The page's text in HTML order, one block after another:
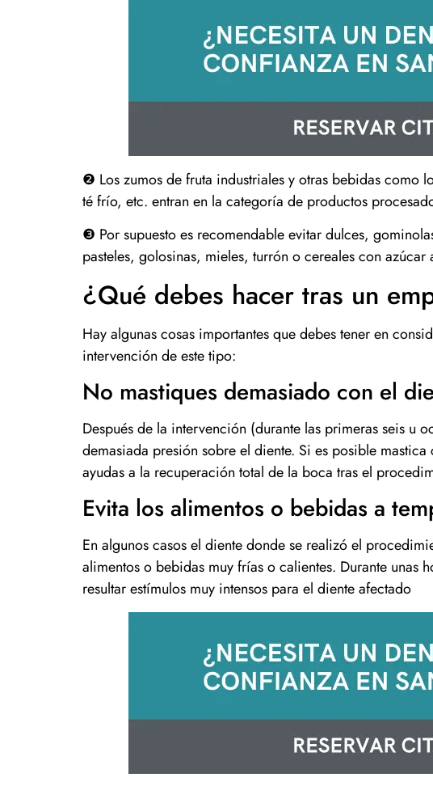
❷ Los zumos de fruta industriales y otras bebidas como
té frío, etc. entran en la categoría de productos
❸ Por supuesto es recomendable evitar dulces,
pasteles, golosinas, mieles, turrón o cereales con azúcar
¿Qué debes hacer tras un
Hay algunas cosas importantes que debes tener en
intervención de este tipo:
No mastiques demasiado con el
Después de la intervención (durante las primeras seis u
demasiada presión sobre el diente. Si es posible
ayudas a la recuperación total de la boca tras el
Evita los alimentos o bebidas a
En algunos casos el diente donde se realizó el
alimentos o bebidas muy frías o calientes. Durante unas
resultar estímulos muy intensos para el diente afectado